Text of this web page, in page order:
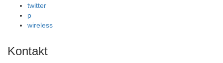
twitter
p
wireless
Kontakt